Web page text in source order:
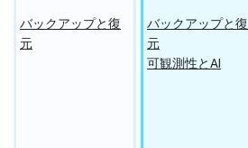
バックアップと復
元
バックアップと復
元
可観測性とAI